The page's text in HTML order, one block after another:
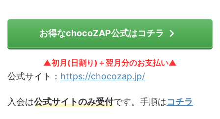
お得なchocoZAP公式はコチラ
▲初月(日割り)＋翌月分のお支払い▲
公式サイト： https://chocozap.jp/
入会は公式サイトのみ受付です。手順はコチラ